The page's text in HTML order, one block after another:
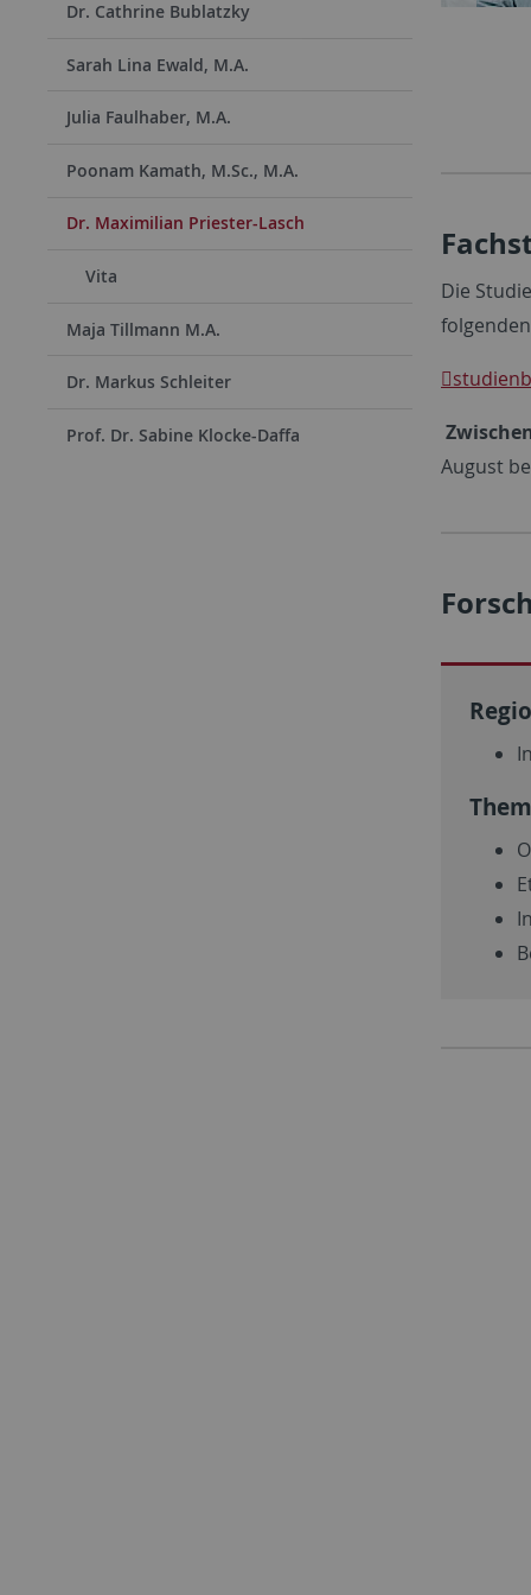
Dr. Cathrine Bublatzky
Sarah Lina Ewald, M.A.
Julia Faulhaber, M.A.
Poonam Kamath, M.Sc., M.A.
Dr. Maximilian Priester-Lasch
Vita
Maja Tillmann M.A.
Dr. Markus Schleiter
Prof. Dr. Sabine Klocke-Daffa
Die
August